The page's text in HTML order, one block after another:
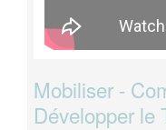
Mobiliser -
Développer le